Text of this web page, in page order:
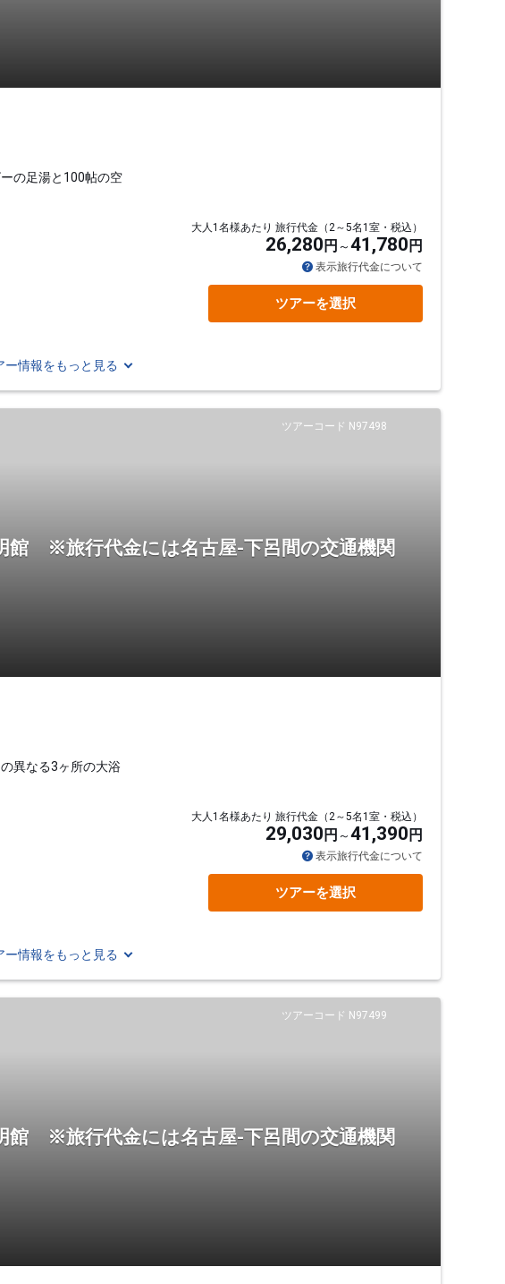
の足湯と100帖の空
大人1名様あたり 旅行代金（2～5名1室・税込）
26,280 円 41,780 円
表示旅行代金について
ツアーを選択
ー情報をもっと見る
ツアーコード N97498
※旅行代金には名古屋-下呂間の交通機関
異なる3ヶ所の大浴
大人1名様あたり 旅行代金（2～5名1室・税込）
29,030 円 41,390 円
表示旅行代金について
ツアーを選択
ー情報をもっと見る
ツアーコード N97499
※旅行代金には名古屋-下呂間の交通機関